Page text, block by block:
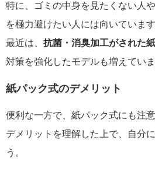
特に、ゴミの中身を見たくない人
を極力避けたい人には向いています
最近は、 抗菌・消臭加工がされた
対策を強化したモデルも増えていま
紙パック式のデメリット
便利な一方で、紙パック式にも注
デメリットを理解した上で、自分
う。